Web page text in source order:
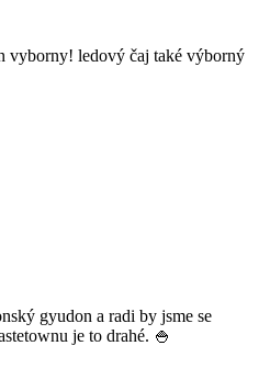
vyborny! ledový čaj také výborný
gyudon a radi by jsme se
je to drahé. 🍚